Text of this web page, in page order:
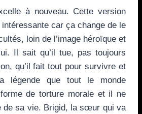
à nouveau. Cette version
car ça change de le
loin de l’image héroïque et
Il sait qu’il tue, pas toujours
qu’il fait tout pour survivre et
légende que tout le monde
de torture morale et il ne
de sa vie. Brigid, la sœur qui va